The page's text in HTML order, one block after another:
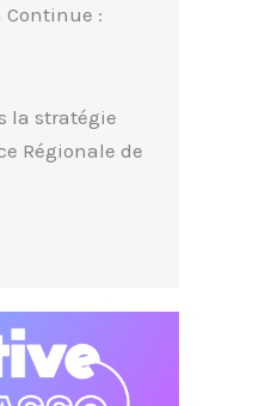
Continue :
la stratégie
Régionale de